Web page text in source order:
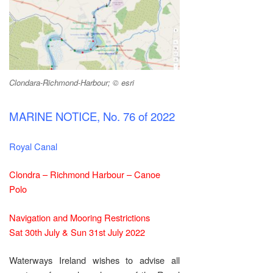
Clondara-Richmond-Harbour; © esri
MARINE NOTICE, No. 76 of 2022
Royal Canal
Clondra – Richmond Harbour – Canoe
Polo
Navigation and Mooring Restrictions
Sat 30th July & Sun 31st July 2022
Waterways Ireland wishes to advise all